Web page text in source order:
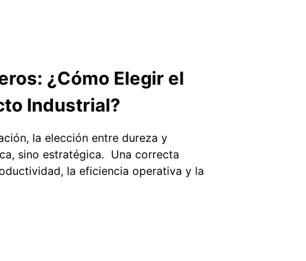
¿Cómo Elegir el
Industrial?
la elección entre dureza y
sino estratégica. Una correcta
la eficiencia operativa y la